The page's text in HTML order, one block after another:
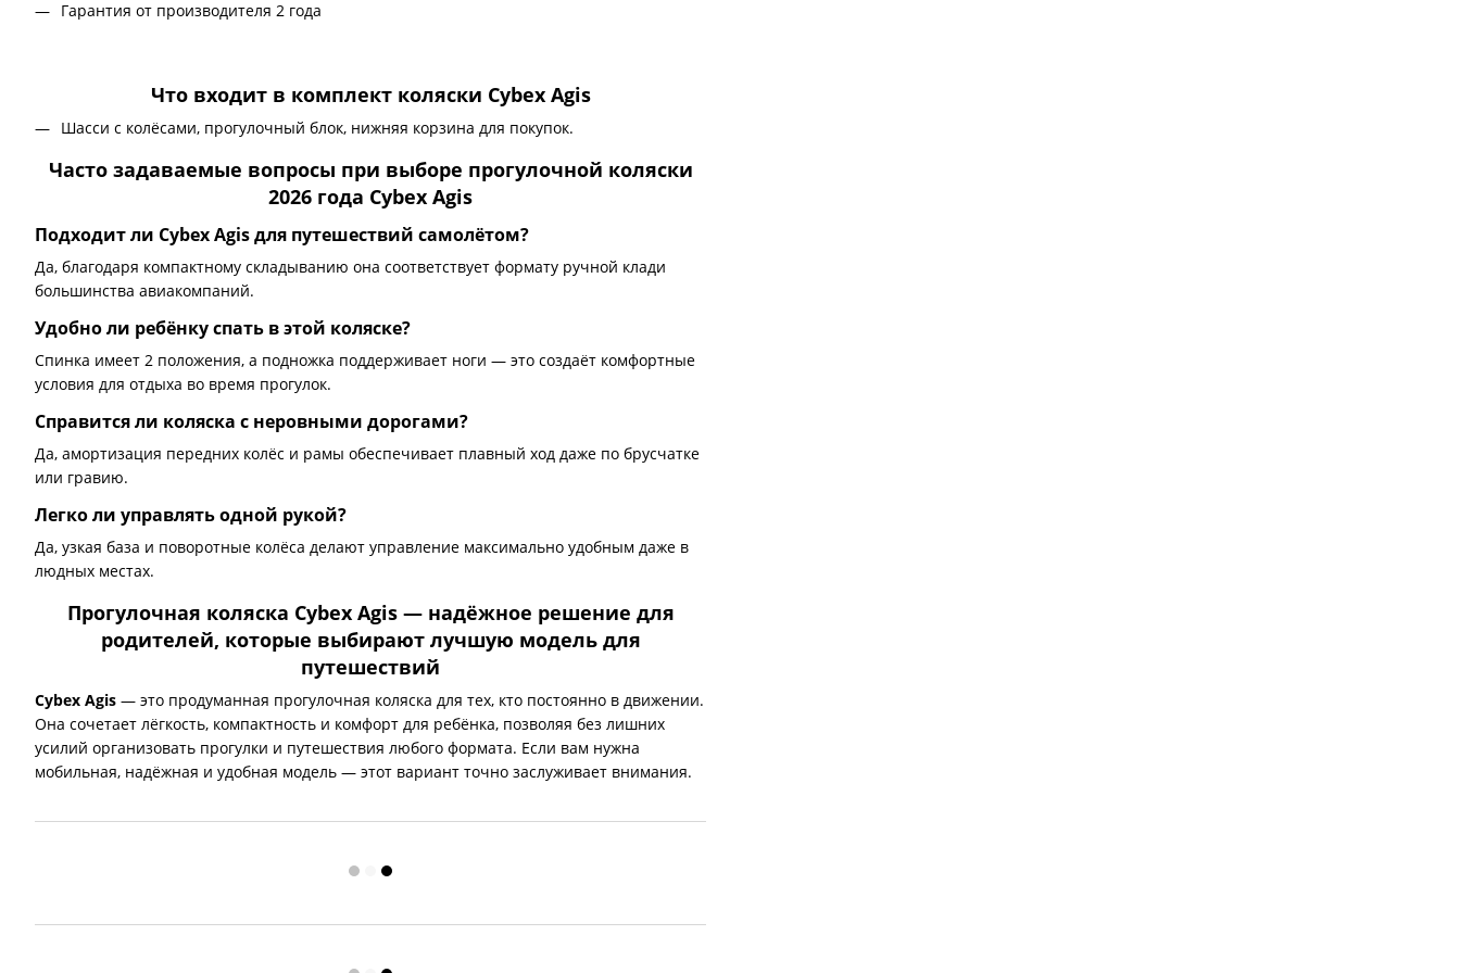
Гарантия от производителя 2 года
Что входит в комплект коляски Cybex Agis
Шасси с колёсами, прогулочный блок, нижняя корзина для покупок.
Часто задаваемые вопросы при выборе прогулочной коляски
2026 года Cybex Agis
Подходит ли Cybex Agis для путешествий самолётом?
Да, благодаря компактному складыванию она соответствует формату ручной клади
большинства авиакомпаний.
Удобно ли ребёнку спать в этой коляске?
Спинка имеет 2 положения, а подножка поддерживает ноги — это создаёт комфортные
условия для отдыха во время прогулок.
Справится ли коляска с неровными дорогами?
Да, амортизация передних колёс и рамы обеспечивает плавный ход даже по брусчатке
или гравию.
Легко ли управлять одной рукой?
Да, узкая база и поворотные колёса делают управление максимально удобным даже в
людных местах.
Прогулочная коляска Cybex Agis — надёжное решение для
родителей, которые выбирают лучшую модель для
путешествий
Cybex Agis — это продуманная прогулочная коляска для тех, кто постоянно в движении.
Она сочетает лёгкость, компактность и комфорт для ребёнка, позволяя без лишних
усилий организовать прогулки и путешествия любого формата. Если вам нужна
мобильная, надёжная и удобная модель — этот вариант точно заслуживает внимания.